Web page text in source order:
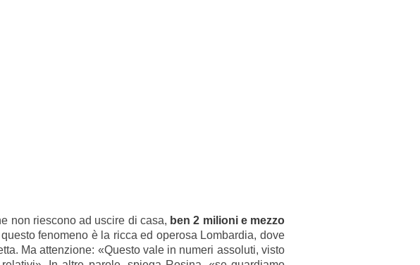
non riescono ad uscire di casa, ben 2 milioni e mezzo
fenomeno è la ricca ed operosa Lombardia, dove
Ma attenzione: «Questo vale in numeri assoluti, visto